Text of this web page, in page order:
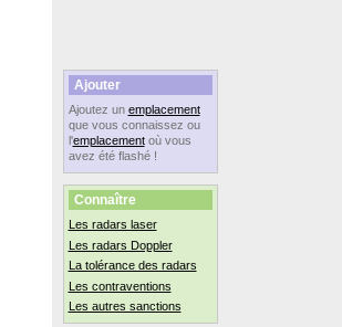
Ajouter
Ajoutez un emplacement
que vous connaissez ou
l'emplacementoù vous
avez été flashé !
Connaître
Les radars laser
Les radars Doppler
La tolérance des radars
Les contraventions
Les autres sanctions